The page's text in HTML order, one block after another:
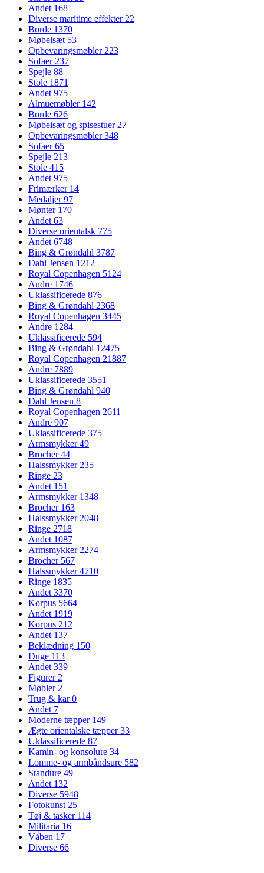
Andet 168
Diverse maritime effekter 22
Borde 1370
Møbelsæt 53
Opbevaringsmøbler 223
Sofaer 237
Spejle 88
Stole 1871
Andet 975
Almuemøbler 142
Borde 626
Møbelsæt og spisestuer 27
Opbevaringsmøbler348
Sofaer65
Spejle 213
Stole 415
Andet 975
Frimærker 14
Medaljer97
Mønter 170
Andet 63
Diverse orientalsk 775
Andet 6748
Bing & Grøndahl 3787
Dahl Jensen 1212
Royal Copenhagen 5124
Andre 1746
Uklassificerede 876
Bing & Grøndahl 2368
Royal Copenhagen 3445
Andre 1284
Uklassificerede 594
Bing & Grøndahl 12475
Royal Copenhagen 21887
Andre 7889
Uklassificerede 3551
Bing & Grøndahl 940
Dahl Jensen 8
Royal Copenhagen 2611
Andre 907
Uklassificerede 375
Armsmykker49
Brocher44
Halssmykker 235
Ringe 23
Andet 151
Armsmykker 1348
Brocher 163
Halssmykker 2048
Ringe 2718
Andet 1087
Armsmykker 2274
Brocher 567
Halssmykker4710
Ringe 1835
Andet 3370
Korpus 5664
Andet 1919
Korpus 212
Andet 137
Beklædning 150
Duge 113
Andet 339
Figurer 2
Møbler 2
Trug & kar0
Andet 7
Moderne tæpper 149
Ægte orientalske tæpper33
Uklassificerede 87
Kamin- og konsolure 34
Lomme- og armbåndsure 582
Standure 49
Andet 132
Diverse 5948
Fotokunst 25
Tøj & tasker 114
Militaria 16
Våben 17
Diverse 66